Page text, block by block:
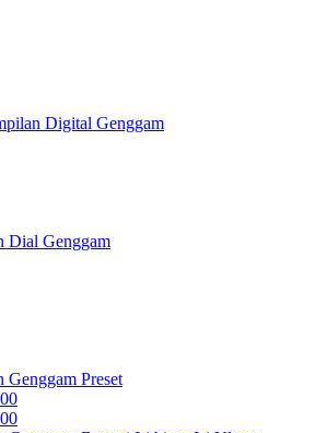
Digital Genggam
Dial Genggam
Genggam Preset